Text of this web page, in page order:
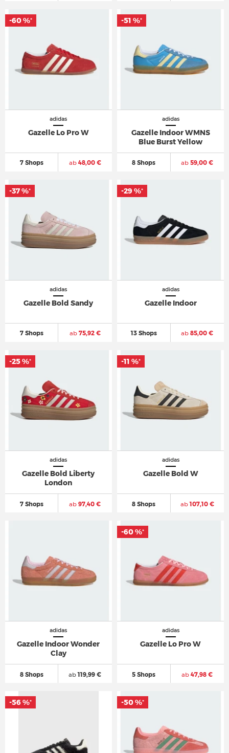
adidas
Gazelle Lo Pro W
7 Shops ab48,00 €
-60 %*
adidas
Gazelle Indoor WMNS
Blue Burst Yellow
8 Shops ab 59,00 €
-51 %*
adidas
Gazelle Bold Sandy
7 Shops ab75,92 €
-37 %*
adidas
Gazelle Indoor
13 Shops ab 85,00 €
-29 %*
adidas
Gazelle Bold Liberty
London
7 Shops ab 97,40 €
-25 %*
adidas
Gazelle Bold W
8 Shops ab107,10 €
-11 %*
adidas
Gazelle Indoor Wonder
Clay
8 Shops ab119,99 €
adidas
Gazelle Lo Pro W
5 Shops ab 47,98 €
-60 %*
-56 %* -50 %*